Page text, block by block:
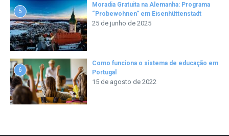
5
Moradia Gratuita na Alemanha: Programa
“Probewohnen” em Eisenhüttenstadt
25 de junho de 2025
6
Como funciona o sistema de educação em
Portugal
15 de agosto de 2022